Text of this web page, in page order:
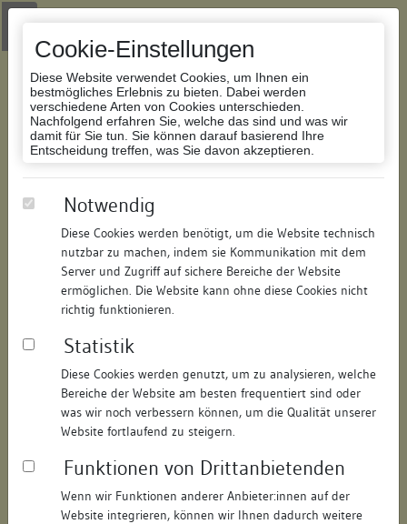
Cookie-Einstellungen
Diese Website verwendet Cookies, um Ihnen ein
bestmögliches Erlebnis zu bieten. Dabei werden
verschiedene Arten von Cookies unterschieden.
Nachfolgend erfahren Sie, welche das sind und was wir
damit für Sie tun. Sie können darauf basierend Ihre
Entscheidung treffen, was Sie davon akzeptieren.
Notwendig
Diese Cookies werden benötigt, um die Website technisch
nutzbar zu machen, indem sie Kommunikation mit dem
Server und Zugriff auf sichere Bereiche der Website
ermöglichen. Die Website kann ohne diese Cookies nicht
richtig funktionieren.
Statistik
Diese Cookies werden genutzt, um zu analysieren, welche
Bereiche der Website am besten frequentiert sind oder
was wir noch verbessern können, um die Qualität unserer
Website fortlaufend zu steigern.
Funktionen von Drittanbietenden
Wenn wir Funktionen anderer Anbieter:innen auf der
Website integrieren, können wir Ihnen dadurch weitere
Zur Navigation springen
Zum Inhalt der Website springen
Datenbank Bauforschung/Restaurierung
121136797111/Datum:14.04.2026
Datenbestand:
Bauforschung
Als PDF herunterladen:
Objektdaten
Straße: Bahnhof
Hausnummer: 10
Postleitzahl: 78628
Stadt-Teilort: Rottweil